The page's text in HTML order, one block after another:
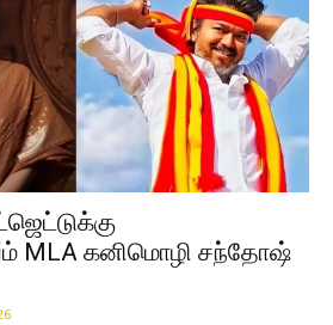
MLA கனிமொழி சந்தோஷ்